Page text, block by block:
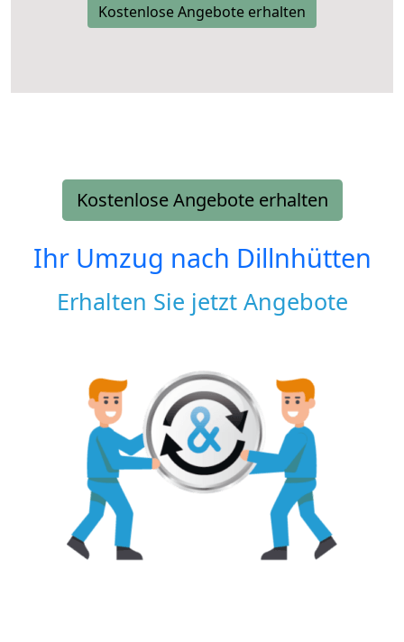
Kostenlose Angebote erhalten
Kostenlose Angebote erhalten
Ihr Umzug nach Dillnhütten
Erhalten Sie jetzt Angebote